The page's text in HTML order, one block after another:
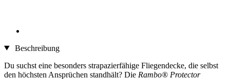
Beschreibung
Du suchst eine besonders strapazierfähige Fliegendecke, die selbst
den höchsten Ansprüchen standhält? Die Rambo® Protector